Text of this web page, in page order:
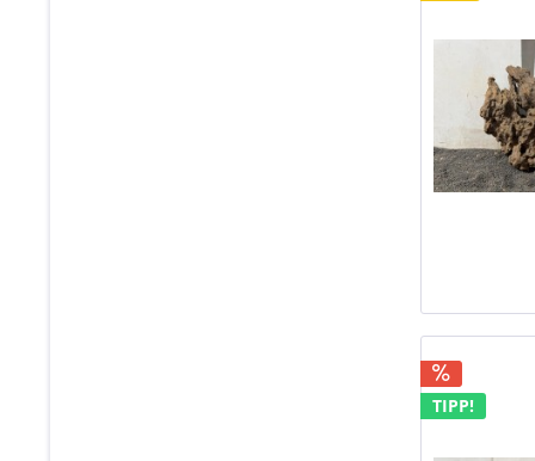
TIPP!